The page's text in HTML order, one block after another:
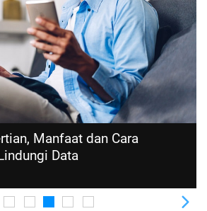
Manfaat dan Cara
Data